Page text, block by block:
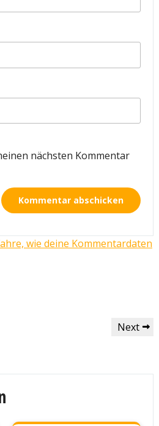
nächsten Kommentar
wie deine Kommentardaten
Next
Next